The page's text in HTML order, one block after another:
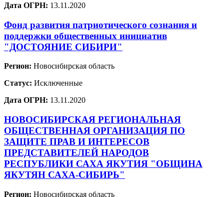
Дата ОГРН: 13.11.2020
Фонд развития патриотического сознания и
поддержки общественных инициатив
"ДОСТОЯНИЕ СИБИРИ"
Регион: Новосибирская область
Статус: Исключенные
Дата ОГРН: 13.11.2020
НОВОСИБИРСКАЯ РЕГИОНАЛЬНАЯ
ОБЩЕСТВЕННАЯ ОРГАНИЗАЦИЯ ПО
ЗАЩИТЕ ПРАВ И ИНТЕРЕСОВ
ПРЕДСТАВИТЕЛЕЙ НАРОДОВ
РЕСПУБЛИКИ САХА ЯКУТИЯ "ОБЩИНА
ЯКУТЯН САХА-СИБИРЬ"
Регион: Новосибирская область